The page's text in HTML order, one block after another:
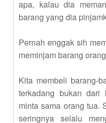
apa, kalau dia
barang yang dia
Pernah enggak sih
meminjam barang
Kita membeli barang-
terkadang bukan dari
minta sama orang tua.
seringnya selalu